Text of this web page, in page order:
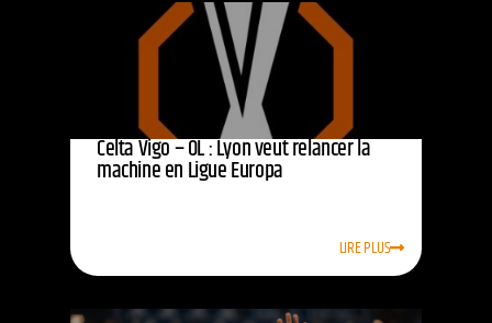
Celta Vigo – OL : Lyon veut relancer la
machine en Ligue Europa
LIRE PLUS